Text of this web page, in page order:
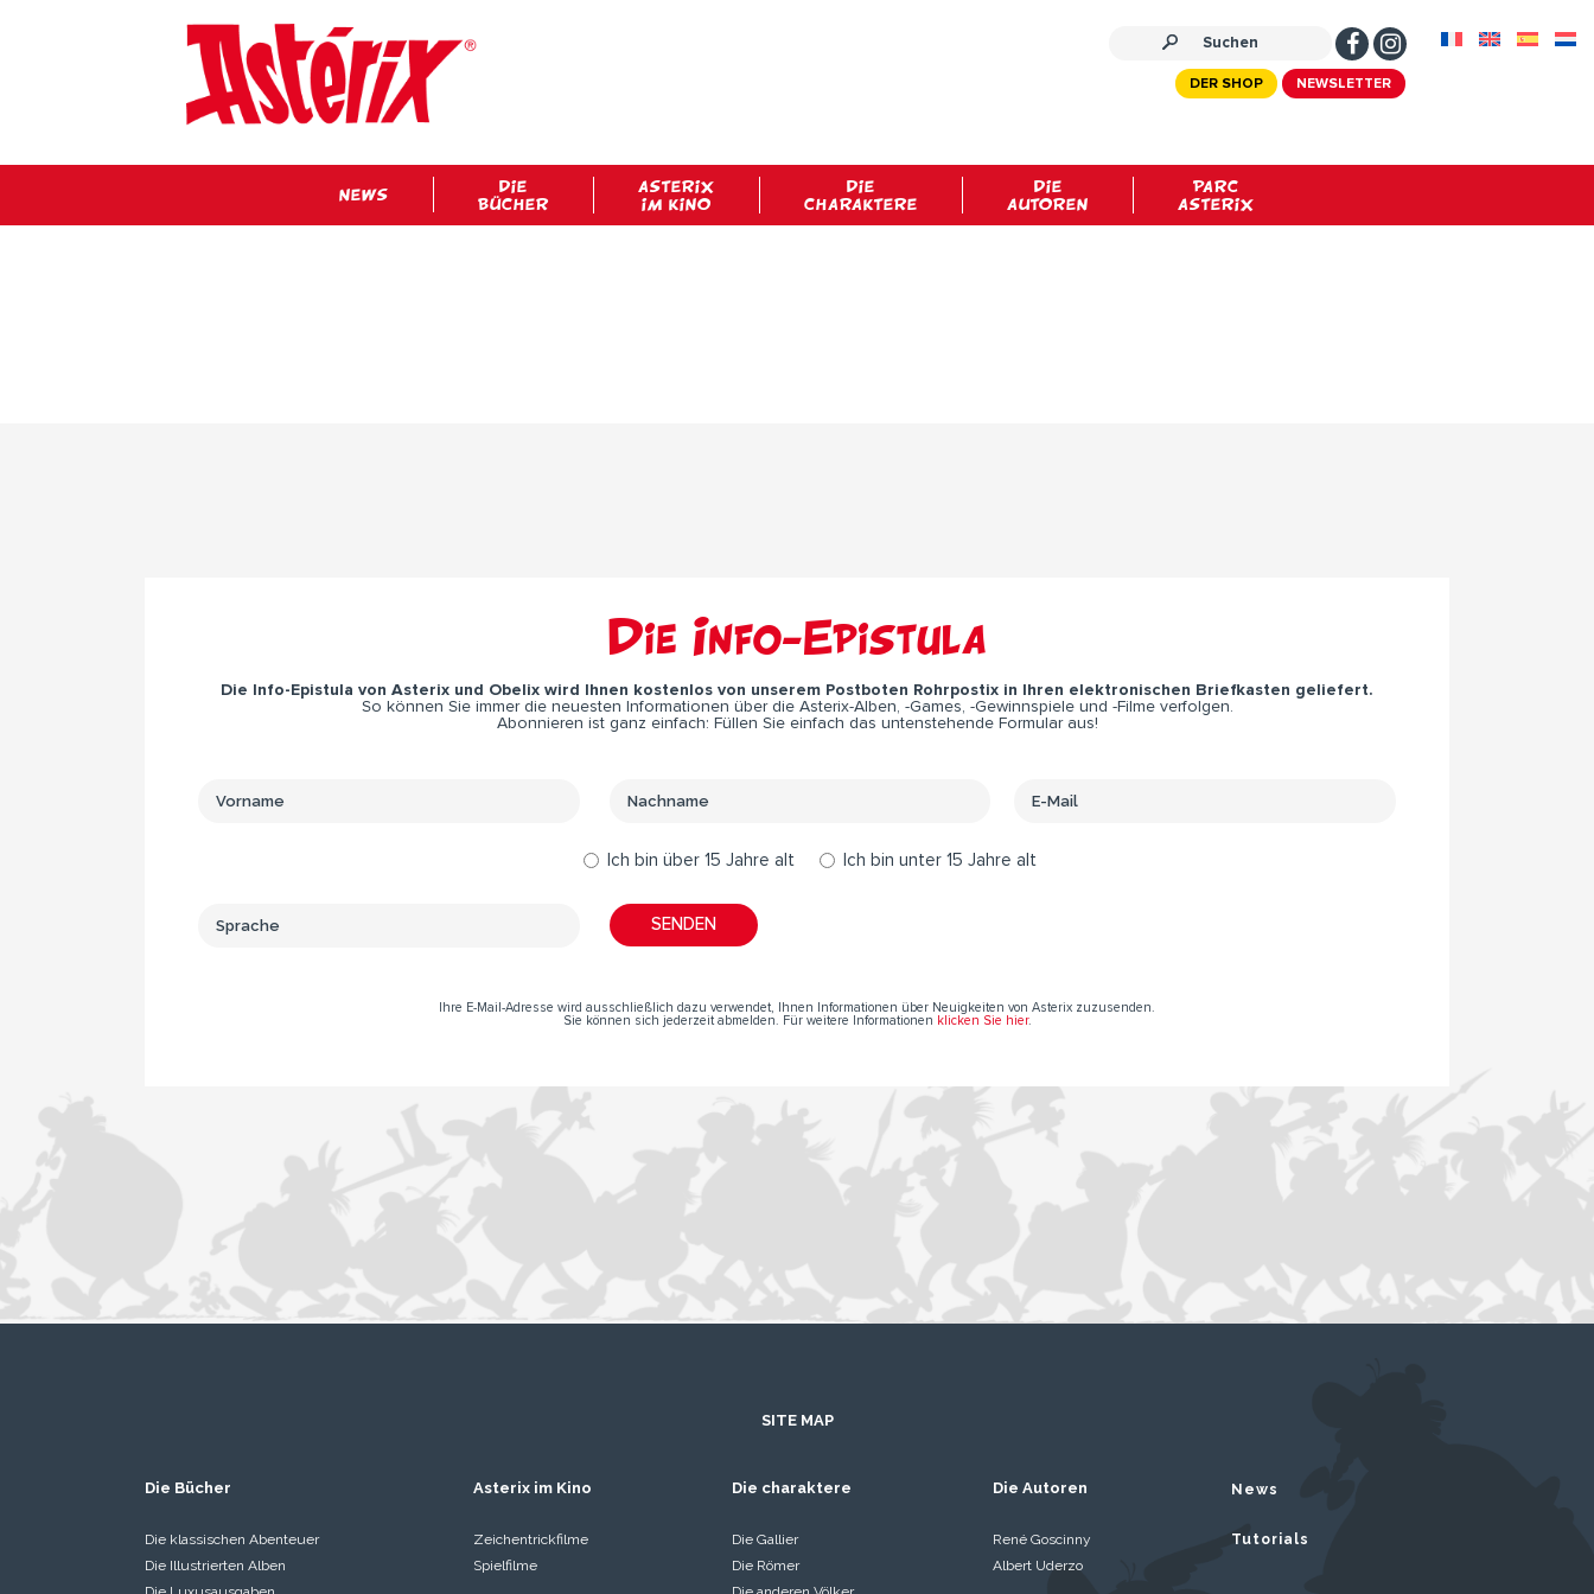
NEWSLETTER
DER SHOP
NEWS
DIE
BÜCHER
ASTERIX
IM KINO
DIE
CHARAKTERE
DIE
AUTOREN
PARC
ASTERIX
Die Info-Epistula
Die Info-Epistula von Asterix und Obelix wird Ihnen kostenlos von unserem Postboten Rohrpostix in Ihren elektronischen Briefkasten geliefert.
So können Sie immer die neuesten Informationen über die Asterix-Alben, -Games, -Gewinnspiele und -Filme verfolgen.
Abonnieren ist ganz einfach: Füllen Sie einfach das untenstehende Formular aus!
Ich bin über 15 Jahre alt Ich bin unter 15 Jahre alt
Ihre E-Mail-Adresse wird ausschließlich dazu verwendet, Ihnen Informationen über Neuigkeiten von Asterix zuzusenden.
Sie können sich jederzeit abmelden. Für weitere Informationen klicken Sie hier.
SITE MAP
Die Bücher
Die klassischen Abenteuer
Die Illustrierten Alben
Asterix im Kino
Zeichentrickfilme
Spielfilme
Die charaktere
Die Gallier
Die Römer
Die Autoren
René Goscinny
Albert Uderzo
News
Tutorials